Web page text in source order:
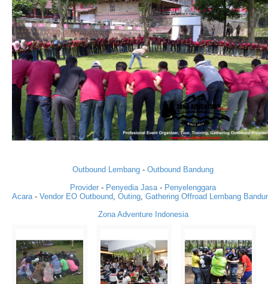
Outbound Lembang - Outbound Bandung
Provider - Penyedia Jasa- Penyelenggara
Acara- Vendor EO Outbound, Outing, Gathering Offroad Lembang
Zona Adventure Indonesia